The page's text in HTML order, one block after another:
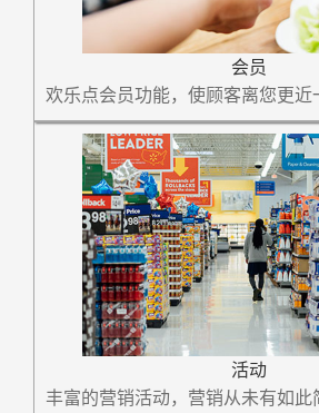
会员
欢乐点会员功能，使顾客离您更近
活动
丰富的营销活动，营销从未有如此